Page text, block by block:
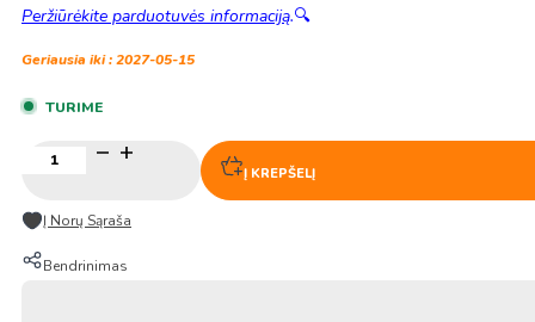
Peržiūrėkite parduotuvės informaciją.🔍
Geriausia iki : 2027-05-15
TURIME
kiekis:
YUM
sriubos
pasta
Į KREPŠELĮ
Į Norų Sąraša
Bendrinimas